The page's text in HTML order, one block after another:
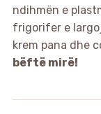
ndihmën e
frigorifer e
krem pana dhe
bëftë mirë!